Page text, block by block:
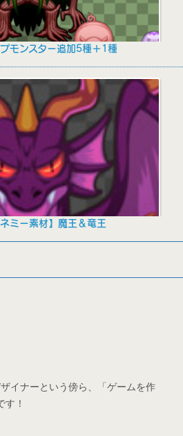
モンスター追加5種＋1種
ネミー素材】魔王＆竜王
イナーという傍ら、「ゲームを作
す！